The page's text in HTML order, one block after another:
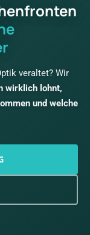
veraltet? Wir
wirklich lohnt,
und welche